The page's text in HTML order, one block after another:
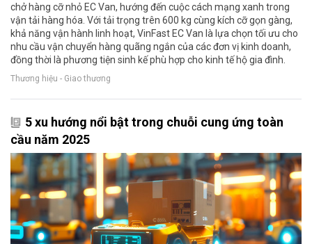
chở hàng cỡ nhỏ EC Van, hướng đến cuộc cách mạng xanh trong
vận tải hàng hóa. Với tải trọng trên 600 kg cùng kích cỡ gọn gàng,
khả năng vận hành linh hoạt, VinFast EC Van là lựa chọn tối ưu cho
nhu cầu vận chuyển hàng quãng ngắn của các đơn vị kinh doanh,
đồng thời là phương tiện sinh kế phù hợp cho kinh tế hộ gia đình.
Thương hiệu - Giao thương
5 xu hướng nổi bật trong chuỗi cung ứng toàn
cầu năm 2025